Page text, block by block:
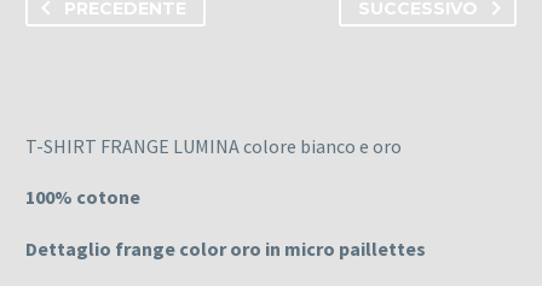
oro
PRECEDENTE SUCCESSIVO
T-SHIRT FRANGE LUMINA colore bianco e oro
100% cotone
Dettaglio frange color oro in micro paillettes